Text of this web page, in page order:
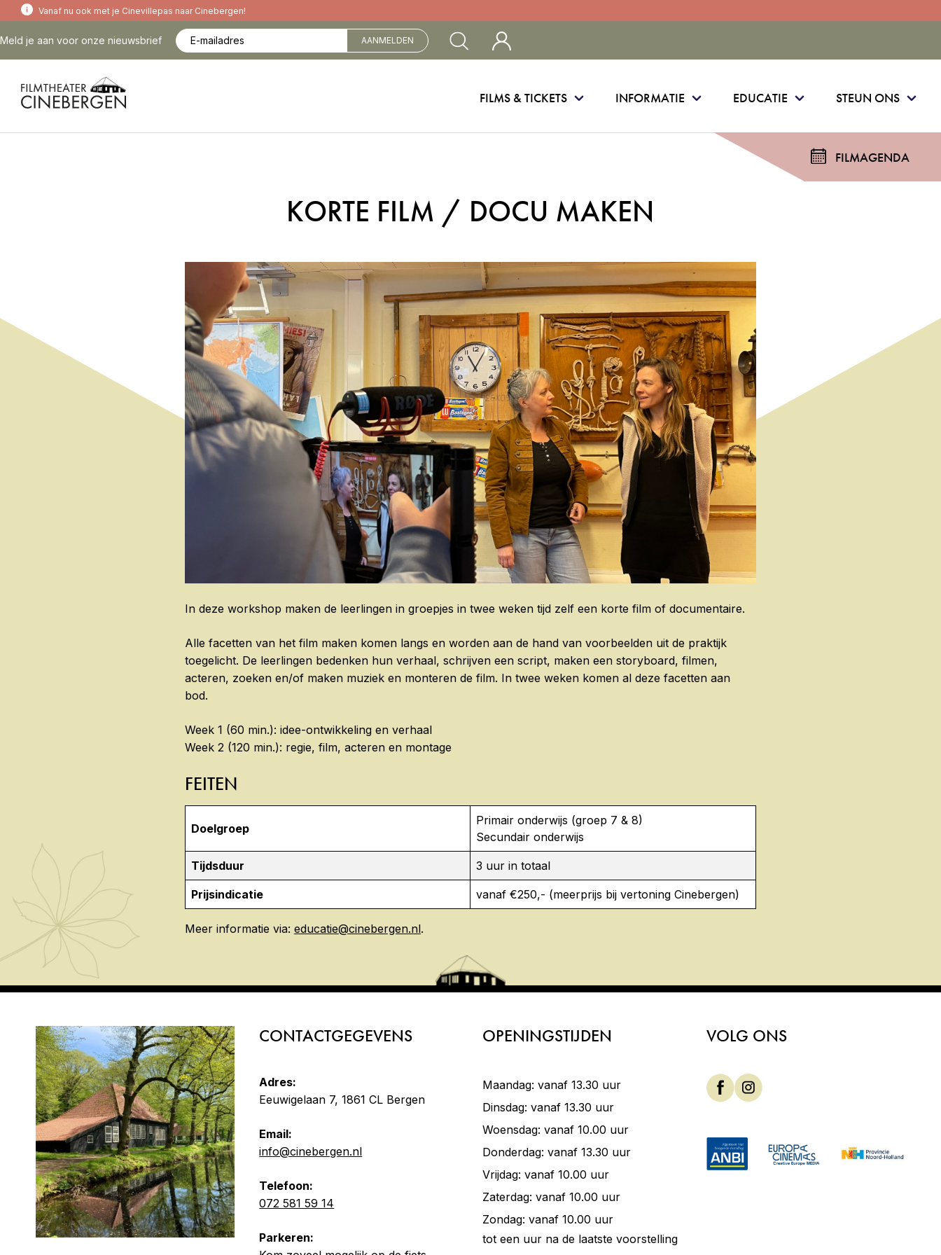
Vanaf nu ook met je Cinevillepas naar Cinebergen!
FILMS & TICKETS INFORMATIE EDUCATIE STEUN ONS
Meld je aan voor onze nieuwsbrief AANMELDEN Mijn Cinebergen
FILMAGENDA
KORTE FILM / DOCU MAKEN
In deze workshop maken de leerlingen in groepjes in twee weken tijd zelf een korte film of documentaire.
Alle facetten van het film maken komen langs en worden aan de hand van voorbeelden uit de praktijk
toegelicht. De leerlingen bedenken hun verhaal, schrijven een script, maken een storyboard, filmen,
acteren, zoeken en/of maken muziek en monteren de film. In twee weken komen al deze facetten aan
bod.
Week 1 (60 min.): idee-ontwikkeling en verhaal
Week 2 (120 min.): regie, film, acteren en montage
FEITEN
Doelgroep
Primair onderwijs (groep 7 & 8)
Secundair onderwijs
Tijdsduur 3 uur in totaal
Prijsindicatie vanaf €250,- (meerprijs bij vertoning Cinebergen)
Meer informatie via: educatie@cinebergen.nl.
CONTACTGEGEVENS
Adres:
Eeuwigelaan 7, 1861 CL Bergen
Email:
info@cinebergen.nl
Telefoon:
072 581 59 14
Parkeren:
OPENINGSTIJDEN
Maandag: vanaf 13.30 uur
Dinsdag: vanaf 13.30 uur
Woensdag: vanaf 10.00 uur
Donderdag: vanaf 13.30 uur
Vrijdag: vanaf 10.00 uur
Zaterdag: vanaf 10.00 uur
Zondag: vanaf 10.00 uur
tot een uur na de laatste voorstelling
VOLG ONS